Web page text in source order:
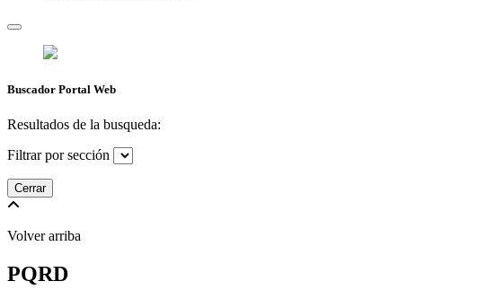
Buscador Portal Web
Resultados de la busqueda:
Filtrar por sección
Cerrar
Volver arriba
PQRD